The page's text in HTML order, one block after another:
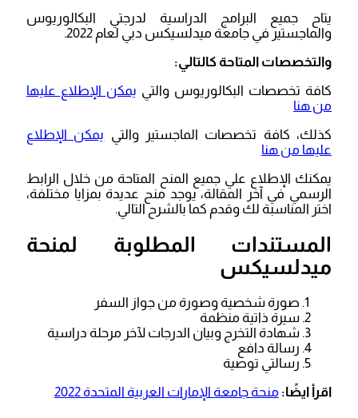
يتاح جميع البرامج الدراسية لدرجتي البكالوريوس
والماجستير في جامعة ميدلسيكس دبي لعام 2022.
والتخصصات المتاحة كالتالي:
كافة تخصصات البكالوريوس والتي يمكن الإطلاع عليها
من هنا
كذلك، كافة تخصصات الماجستير والتي يمكن الإطلاع
عليها من هنا
يمكنك الإطلاع علي جميع المنح المتاحة من خلال الرابط
الرسمي في آخر المقالة، يوجد منح عديدة بمزايا مختلفة،
اختر المناسبة لك وقدم كما بالشرح التالي.
المستندات المطلوبة لمنحة
ميدلسيكس
صورة شخصية وصورة من جواز السفر
سيرة ذاتية منظمة
شهادة التخرج وبيان الدرجات لآخر مرحلة دراسية
رسالة دافع
رسالتي توصية
اقرأ ايضًا: منحة جامعة الإمارات العربية المتحدة 2022